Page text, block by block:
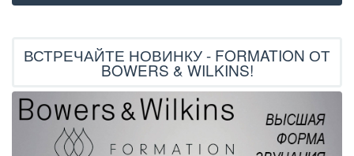
ВСТРЕЧАЙТЕ НОВИНКУ - FORMATION ОТ
BOWERS & WILKINS!